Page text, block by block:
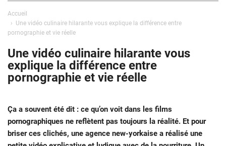
Accueil
Une vidéo culinaire hilarante vous explique la différence entre
pornographie et vie réelle
Une vidéo culinaire hilarante vous
explique la différence entre
pornographie et vie réelle
Ça a souvent été dit : ce qu’on voit dans les films
pornographiques ne reflètent pas toujours la réalité. Et pour
briser ces clichés, une agence new-yorkaise a réalisé une